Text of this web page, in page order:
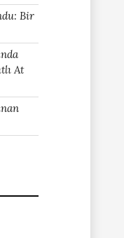
Bir
At